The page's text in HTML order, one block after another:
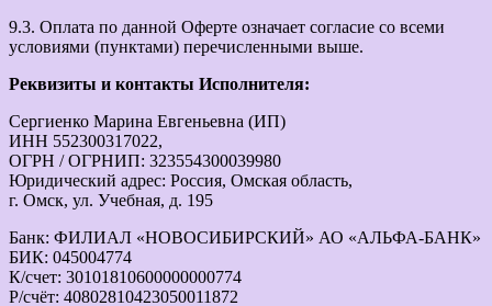
9.3. Оплата по данной Оферте означает согласие со всеми
условиями (пунктами) перечисленными выше.
Реквизиты и контакты Исполнителя:
Сергиенко Марина Евгеньевна (ИП)
ИНН 552300317022,
ОГРН / ОГРНИП: 323554300039980
Юридический адрес: Россия, Омская область,
г. Омск, ул. Учебная, д. 195
Банк: ФИЛИАЛ «НОВОСИБИРСКИЙ» АО «АЛЬФА-БАНК»
БИК: 045004774
К/счет: 30101810600000000774
Р/счёт: 40802810423050011872